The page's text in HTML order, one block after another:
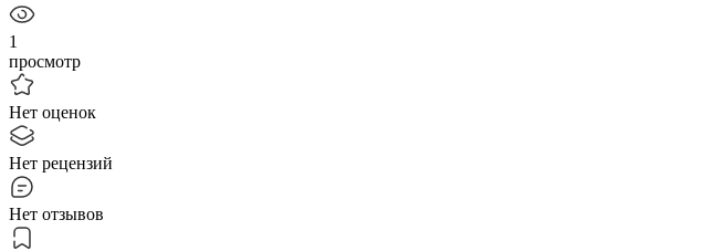
1
просмотр
Нет оценок
Нет рецензий
Нет отзывов